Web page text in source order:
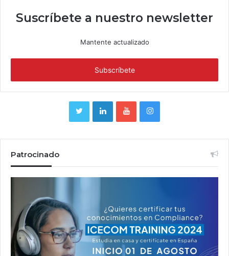
Suscríbete a nuestro newsletter
Mantente actualizado
Patrocinado